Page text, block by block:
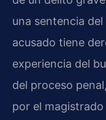
una sentencia
acusado tiene
experiencia del
del proceso
por el